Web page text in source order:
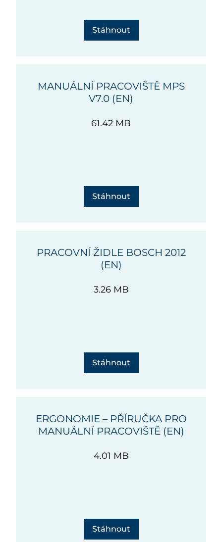
MANUÁLNÍ PRACOVIŠTĚ MPS
V7.0 (EN)
61.42 MB
Stáhnout
PRACOVNÍ ŽIDLE BOSCH 2012
(EN)
3.26 MB
Stáhnout
ERGONOMIE – PŘÍRUČKA PRO
MANUÁLNÍ PRACOVIŠTĚ (EN)
4.01 MB
Stáhnout
Stáhnout